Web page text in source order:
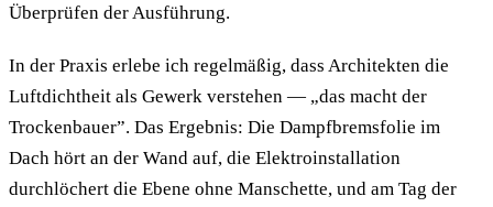
Überprüfen der Ausführung.
In der Praxis erlebe ich regelmäßig, dass Architekten die
Luftdichtheit als Gewerk verstehen — „das macht der
Trockenbauer”. Das Ergebnis: Die Dampfbremsfolie im
Dach hört an der Wand auf, die Elektroinstallation
durchlöchert die Ebene ohne Manschette, und am Tag der